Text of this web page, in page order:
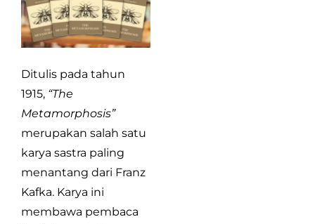
Ditulis pada tahun
1915, “The
Metamorphosis”
merupakan salah satu
karya sastra paling
menantang dari Franz
Kafka. Karya ini
membawa pembaca